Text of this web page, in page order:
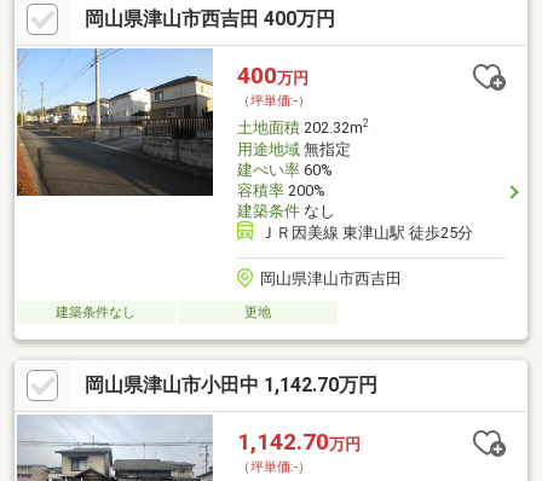
岡山県津山市西吉田 400万円
400万円
（坪単価:-）
土地面積202.32m2
用途地域無指定
建ぺい率60%
容積率200%
建築条件なし
ＪＲ因美線 東津山駅 徒歩25分
岡山県津山市西吉田
建築条件なし 更地
岡山県津山市小田中 1,142.70万円
1,142.70万円
（坪単価:-）